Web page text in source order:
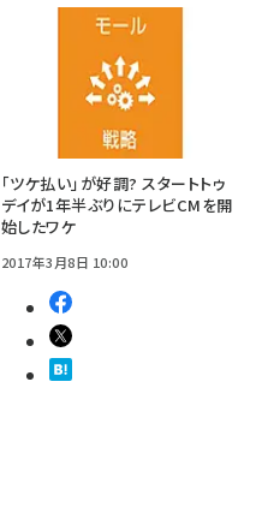
「ツケ払い」が好調? スタートトゥ
デイが1年半ぶりにテレビCMを開
始したワケ
2017年3月8日 10:00